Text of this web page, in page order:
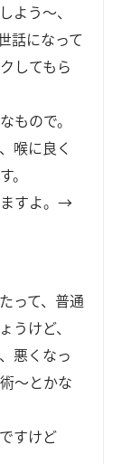
よう～、
話になって
してもら
もので。
喉に良く
。
ますよ。→
って、普通
うけど、
悪くなっ
～とかな
すけど